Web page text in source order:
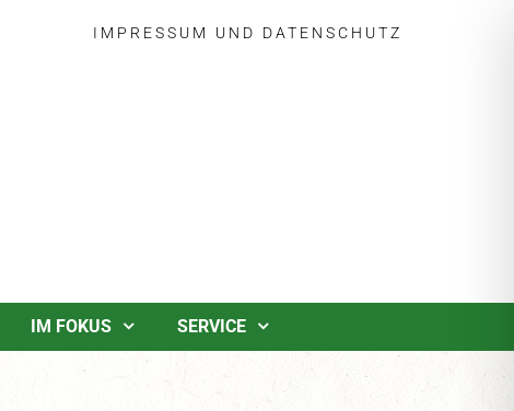
IMPRESSUM UND DATENSCHUTZ
IM FOKUS SERVICE